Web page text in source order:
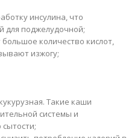
инсулина, что
для поджелудочной;
количество кислот,
изжогу;
Такие каши
системы и